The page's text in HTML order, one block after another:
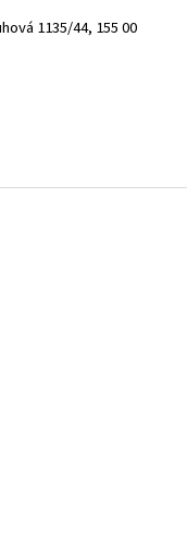
1135/44, 155 00